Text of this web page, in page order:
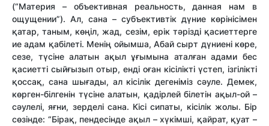
(“Материя – объективная реальность, данная нам в
ощущении”). Ал, сана – субъективтік дүние көрінісімен
қатар, таным, көңіл, жад, сезім, ерік тәрізді қасиеттерге
ие адам қабілеті. Менің ойымша, Абай сырт дүниені көре,
сезе, түсіне алатын ақыл ұғымына аталған адами бес
қасиетті сыйғызып отыр, енді оған кісілікті үстеп, ізгілікті
қоссақ, сана шығады, ал кісілік дегеніміз сәуле. Демек,
көрген-білгенін түсіне алатын, қадірлей білетін ақыл-ой –
сәулелі, яғни, зерделі сана. Кісі сипаты, кісілік жолы. Бір
сөзінде: “Бірақ, пендесінде ақыл – хүкімші, қайрат, қуат –